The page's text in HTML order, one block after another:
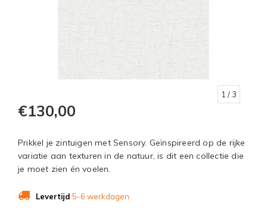
1 / 3
€130,00
Prikkel je zintuigen met Sensory. Geïnspireerd op de rijke
variatie aan texturen in de natuur, is dit een collectie die
je moet zien én voelen.
Levertijd 5-6 werkdagen